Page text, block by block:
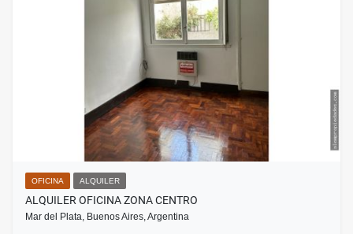
OFICINA ALQUILER
ALQUILER OFICINA ZONA CENTRO
Mar del Plata, Buenos Aires, Argentina